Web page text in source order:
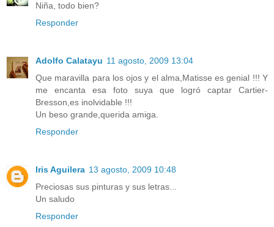
Niña, todo bien?
Responder
Adolfo Calatayu 11 agosto, 2009 13:04
Que maravilla para los ojos y el alma,Matisse es genial !!! Y
me encanta esa foto suya que logró captar Cartier-
Bresson,es inolvidable !!!
Un beso grande,querida amiga.
Responder
Iris Aguilera 13 agosto, 2009 10:48
Preciosas sus pinturas y sus letras...
Un saludo
Responder